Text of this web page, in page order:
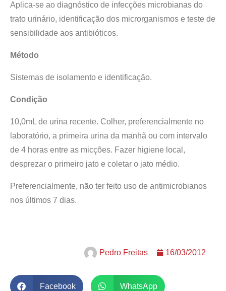
Aplica-se ao diagnóstico de infecções microbianas do
trato urinário, identificação dos microrganismos e teste de
sensibilidade aos antibióticos.
Método
Sistemas de isolamento e identificação.
Condição
10,0mL de urina recente. Colher, preferencialmente no
laboratório, a primeira urina da manhã ou com intervalo
de 4 horas entre as micções. Fazer higiene local,
desprezar o primeiro jato e coletar o jato médio.
Preferencialmente, não ter feito uso de antimicrobianos
nos últimos 7 dias.
Pedro Freitas 16/03/2012
Facebook WhatsApp